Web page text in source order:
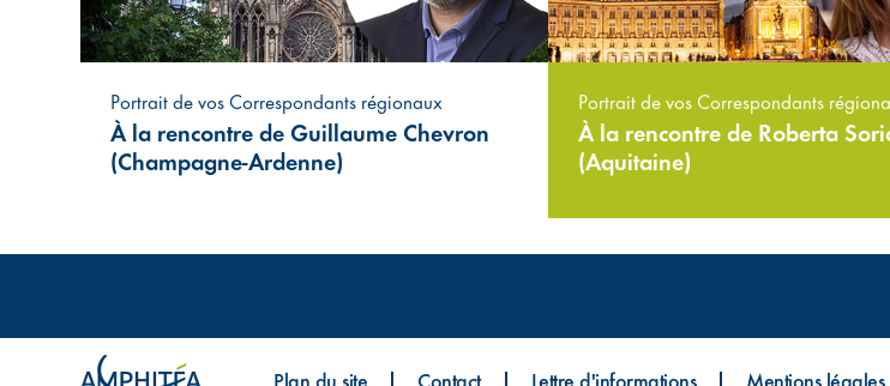
Portrait de vos Correspondants régionaux
À la rencontre de Guillaume Chevron
(Champagne-Ardenne)
Portrait de vos Correspondants
À la rencontre de Roberta
(Aquitaine)